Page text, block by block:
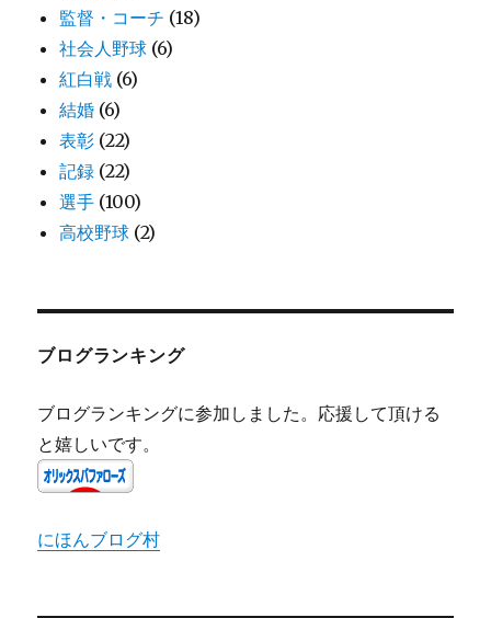
監督・コーチ (18)
社会人野球 (6)
紅白戦 (6)
結婚 (6)
表彰 (22)
記録 (22)
選手 (100)
高校野球 (2)
ブログランキング
ブログランキングに参加しました。応援して頂ける
と嬉しいです。
にほんブログ村